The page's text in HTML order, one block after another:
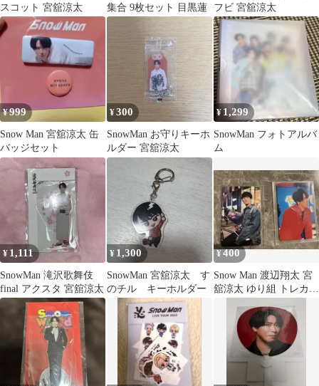
スコット 宮舘涼太
集合 9枚セット 目黒蓮
フビ 宮舘涼太
¥999
Snow Man 宮舘涼太 缶
バッジセット
¥300
SnowMan お守りキーホ
ルダー 宮舘涼太
¥ 1,299
SnowMan フォトアルバ
ム
¥ 1,111
SnowMan 滝沢歌舞伎
final アクスタ 宮舘涼太
¥ 1,300
SnowMan 宮舘涼太 す
のチル キーホルダー
¥400
Snow Man 渡辺翔太 宮
舘涼太 ゆり組 トレカ 2